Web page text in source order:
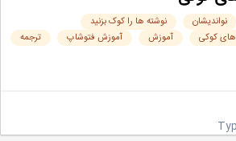
نواندیشان
نوشته ها را کوک بزنید
کوکی آموزش آموزش فتوشاپ ترجمه